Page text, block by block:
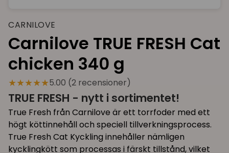
CARNILOVE
Carnilove TRUE FRESH Cat
chicken 340 g
★★★★★5.00 (2 recensioner)
TRUE FRESH - nytt i sortimentet!
True Fresh från Carnilove är ett torrfoder med ett
högt köttinnehåll och speciell tillverkningsprocess.
True Fresh Cat Kyckling innehåller nämligen
kycklingkött som processas i färskt tillstånd, vilket